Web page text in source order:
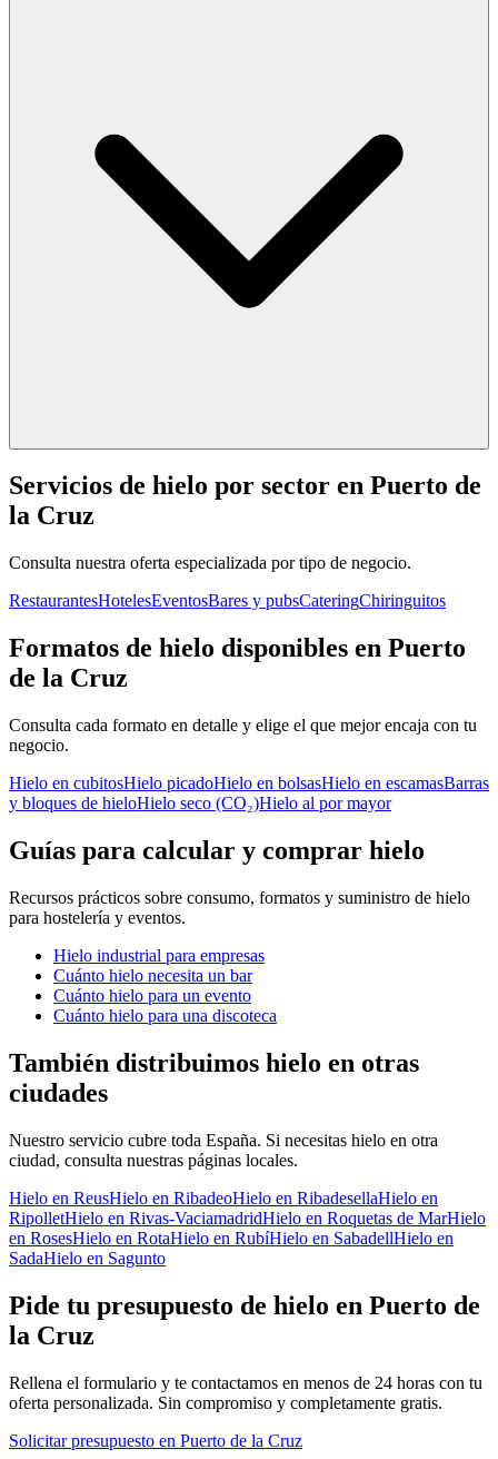
Servicios de hielo por sector en Puerto de
la Cruz
Consulta nuestra oferta especializada por tipo de negocio.
RestaurantesHotelesEventosBares y pubsCateringChiringuitos
Formatos de hielo disponibles en Puerto
de la Cruz
Consulta cada formato en detalle y elige el que mejor encaja con tu
negocio.
Hielo en cubitosHielo picadoHielo en bolsasHielo en escamasBarras
y bloques de hieloHielo seco (CO₂)Hielo al por mayor
Guías para calcular y comprar hielo
Recursos prácticos sobre consumo, formatos y suministro de hielo
para hostelería y eventos.
Hielo industrial para empresas
Cuánto hielo necesita un bar
Cuánto hielo para un evento
Cuánto hielo para una discoteca
También distribuimos hielo en otras
ciudades
Nuestro servicio cubre toda España. Si necesitas hielo en otra
ciudad, consulta nuestras páginas locales.
Hielo en ReusHielo en RibadeoHielo en RibadesellaHielo en
RipolletHielo en Rivas-VaciamadridHielo en Roquetas de MarHielo
en RosesHielo en RotaHielo en RubíHielo en SabadellHielo en
SadaHielo en Sagunto
Pide tu presupuesto de hielo en Puerto de
la Cruz
Rellena el formulario y te contactamos en menos de 24 horas con tu
oferta personalizada. Sin compromiso y completamente gratis.
Solicitar presupuesto en Puerto de la Cruz